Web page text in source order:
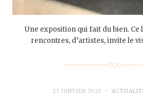
Une exposition qui fait du bien. Ce
rencontres, d’artistes, invite le
25 JANVIER 2020